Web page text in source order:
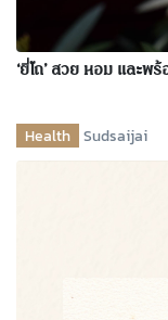
‘ยี่โถ’ สวย หอม และพ
Health Sudsaijai